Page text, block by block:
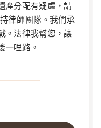
產分配有疑慮，請
律師團隊。我們承
。法律我幫您，讓
一哩路。